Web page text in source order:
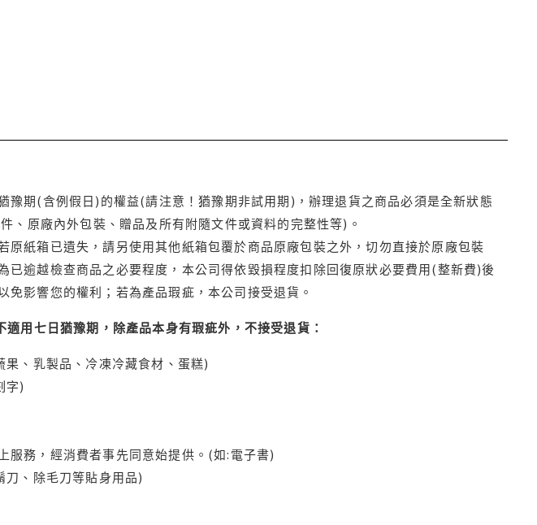
豫期(含例假日)的權益(請注意！猶豫期非試用期)，辦理退貨之商品必須是全新狀態
原廠內外包裝、贈品及所有附隨文件或資料的完整性等)。
紙箱已遺失，請另使用其他紙箱包覆於商品原廠包裝之外，切勿直接於原廠包裝
已逾越檢查商品之必要程度，本公司得依毀損程度扣除回復原狀必要費用(整新費)後
影響您的權利；若為產品瑕疵，本公司接受退貨。
用七日猶豫期，除產品本身有瑕疵外，不接受退貨：
、乳製品、冷凍冷藏食材、蛋糕)
字)
服務，經消費者事先同意始提供。(如:電子書)
、除毛刀等貼身用品)